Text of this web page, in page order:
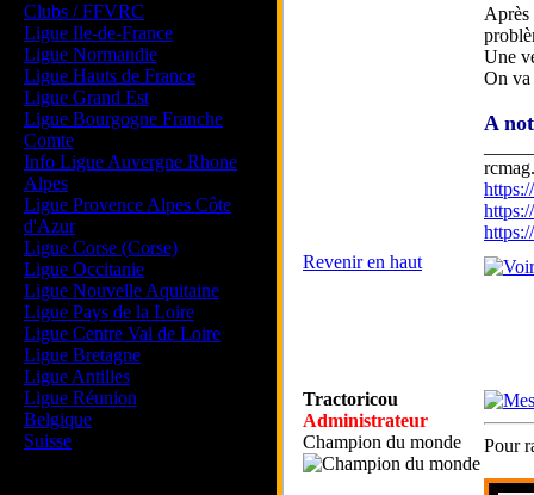
Clubs / FFVRC
Ligue Ile-de-France
Ligue Normandie
Ligue Hauts de France
Ligue Grand Est
Ligue Bourgogne Franche
Comte
Info Ligue Auvergne Rhone
Alpes
Ligue Provence Alpes Côte
d'Azur
Ligue Corse (Corse)
Ligue Occitanie
Ligue Nouvelle Aquitaine
Ligue Pays de la Loire
Ligue Centre Val de Loire
Ligue Bretagne
Ligue Antilles
Ligue Réunion
Belgique
Suisse
Après
Une
On va
A
Revenir en haut
Tractoricou
Administrateur
Champion du monde
Pour